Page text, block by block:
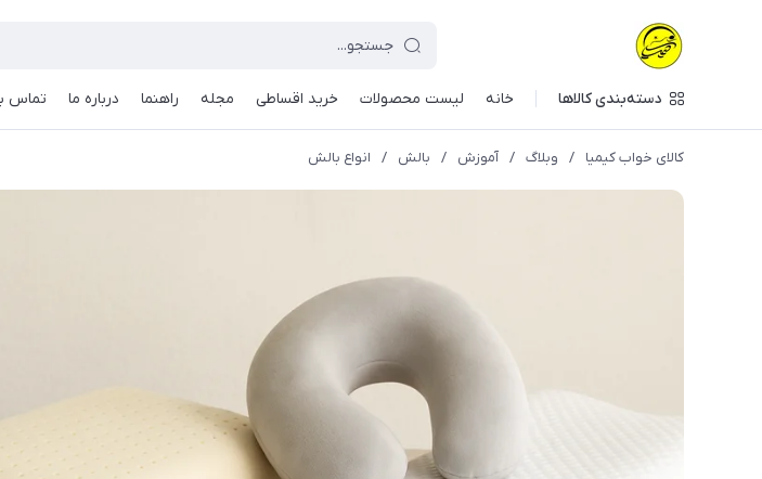
دسته‌بندی کالاها خانه لیست محصولات خرید اقساطی مجله راهنما درباره ما تماس
کالای خواب کیمیا / وبلاگ / آموزش / بالش / انواع بالش